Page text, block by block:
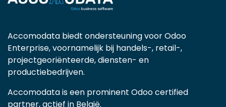
Accomodata biedt ondersteuning voor Odoo
Enterprise, voornamelijk bij handels-, retail-,
projectgeoriënteerde, diensten- en
productiebedrijven.
Accomodata is een prominent Odoo certified
partner, actief in België.